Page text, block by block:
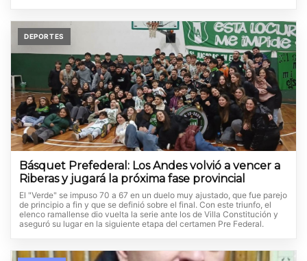
DEPORTES
Básquet Prefederal: Los Andes volvió a vencer a
Riberas y jugará la próxima fase provincial
El "Verde" se impuso 70 a 67 en un duelo muy ajustado, que fue parejo
de principio a fin y que se definió sobre el final. Con este triunfo, el
elenco ramallense dio vuelta la serie ante los de Villa Constitución y
aseguró su lugar en la siguiente etapa del certamen Pre Federal.